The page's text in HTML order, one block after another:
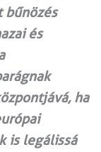
bűnözés
és
ha
is legálissá